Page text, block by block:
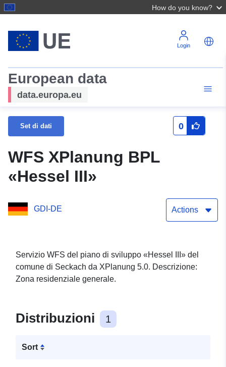
How do you know?
Login
European data
data.europa.eu
Set di dati 0
WFS XPlanung BPL
«Hessel III»
GDI-DE Actions
Servizio WFS del piano di sviluppo «Hessel III» del
comune di Seckach da XPlanung 5.0. Descrizione:
Zona residenziale generale.
Distribuzioni 1
Sort